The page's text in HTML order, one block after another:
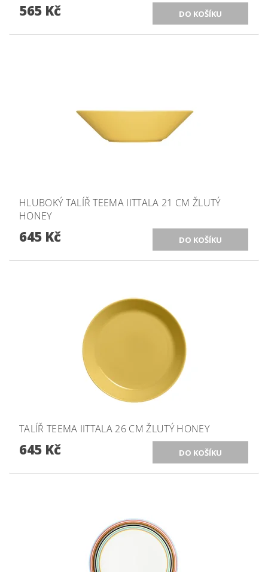
565 Kč
HLUBOKÝ TALÍŘ TEEMA IITTALA 21 CM ŽLUTÝ
HONEY
645 Kč
TALÍŘ TEEMA IITTALA 26 CM ŽLUTÝ HONEY
645 Kč